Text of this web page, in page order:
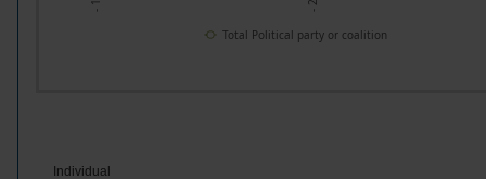
Total Political party or coalition
Individual